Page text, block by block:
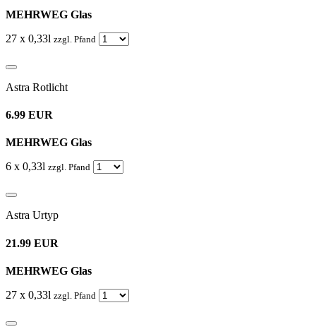
MEHRWEG Glas
27 x 0,33l zzgl. Pfand
Astra Rotlicht
6.99 EUR
MEHRWEG Glas
6 x 0,33l zzgl. Pfand
Astra Urtyp
21.99 EUR
MEHRWEG Glas
27 x 0,33l zzgl. Pfand